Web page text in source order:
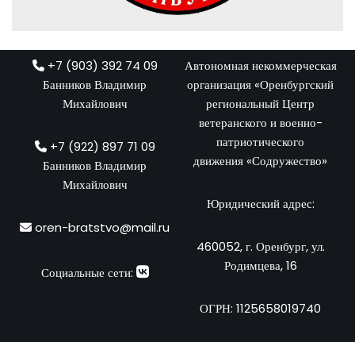
+7 (903) 392 74 09
Банников Владимир
Михайлович
+7 (922) 897 71 09
Банников Владимир
Михайлович
oren-bratstvo@mail.ru
Социальные сети:
Автономная некоммерческая
организация «Оренбургский
региональный Центр
ветеранского и военно-
патриотического
движения «Содружество»
Юридический адрес:
460052, г. Оренбург, ул.
Родимцева, 16
ОГРН: 1125658019740